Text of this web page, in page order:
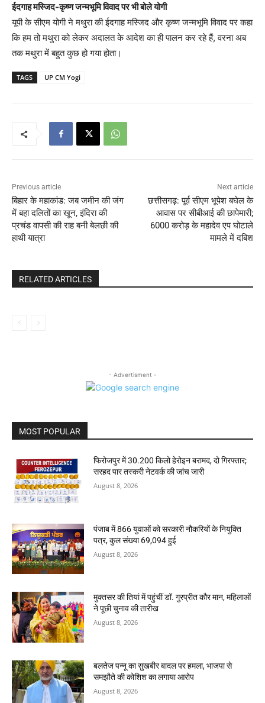
ईदगाह मस्जिद-कृष्ण जन्मभूमि विवाद पर भी बोले योगी
यूपी के सीएम योगी ने मथुरा की ईदगाह मस्जिद और कृष्ण जन्मभूमि विवाद पर कहा
कि हम तो मथुरा को लेकर अदालत के आदेश का ही पालन कर रहे हैं, वरना अब
तक मथुरा में बहुत कुछ हो गया होता।
TAGS UP CM Yogi
Previous article
बिहार के महाकांड: जब जमीन की जंग
में बहा दलितों का खून, इंदिरा की
प्रचंड वापसी की राह बनी बेलछी की
हाथी यात्रा
Next article
छत्तीसगढ़: पूर्व सीएम भूपेश बघेल के
आवास पर सीबीआई की छापेमारी;
6000 करोड़ के महादेव एप घोटाले
मामले में दबिश
RELATED ARTICLES
- Advertisment -
MOST POPULAR
फिरोजपुर में 30.200 किलो हेरोइन बरामद, दो गिरफ्तार;
सरहद पार तस्करी नेटवर्क की जांच जारी
August 8, 2026
पंजाब में 866 युवाओं को सरकारी नौकरियों के नियुक्ति
पत्र, कुल संख्या 69,094 हुई
August 8, 2026
मुक्तसर की तियां में पहुंचीं डॉ. गुरप्रीत कौर मान, महिलाओं
ने पूछी चुनाव की तारीख
August 8, 2026
बलतेज पन्नू का सुखबीर बादल पर हमला, भाजपा से
समझौते की कोशिश का लगाया आरोप
August 8, 2026